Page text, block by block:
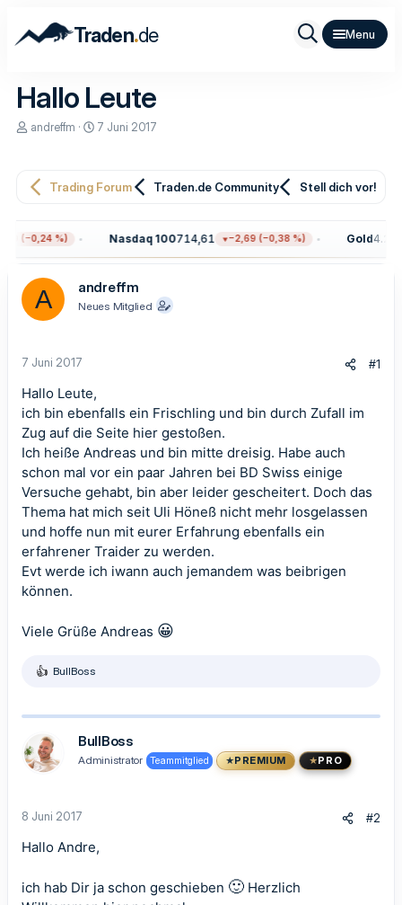
Traden.de
Hallo Leute
E
e
r
andreffm
E
e
m
7 Juni 2017
Trading Forum Traden.de Community Stell dich vor!
(−0,24 %) Nasdaq 100714,61 −2,69 (−0,38 %) Gold
A andreffm
Neues Mitglied
7 Juni 2017 #1
Hallo Leute,
ich bin ebenfalls ein Frischling und bin durch Zufall im
Zug auf die Seite hier gestoßen.
Ich heiße Andreas und bin mitte dreisig. Habe auch
schon mal vor ein paar Jahren bei BD Swiss einige
Versuche gehabt, bin aber leider gescheitert. Doch das
Thema hat mich seit Uli Höneß nicht mehr losgelassen
und hoffe nun mit eurer Erfahrung ebenfalls ein
erfahrener Traider zu werden.
Evt werde ich iwann auch jemandem was beibrigen
können.
Viele Grüße Andreas 😀
R
k
o
:
BullBoss
BullBoss
Administrator Teammitglied PREMIUM PRO
8 Juni 2017 #2
Hallo Andre,
ich hab Dir ja schon geschieben 🙂 Herzlich